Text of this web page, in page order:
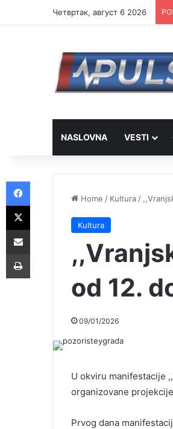
Четвртак, август 6 2026
NASLOVNA VESTI
Home / Kultura /
Kultura
od 12.
09/01/2026
U okviru manifestacije
organizovane
Prvog dana
Facebook
X
Share via Email